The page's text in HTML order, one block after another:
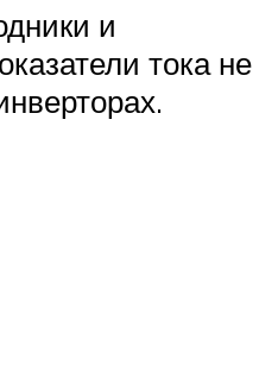
и
тока не